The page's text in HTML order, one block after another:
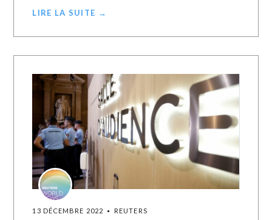
LIRE LA SUITE →
13 DÉCEMBRE 2022 REUTERS